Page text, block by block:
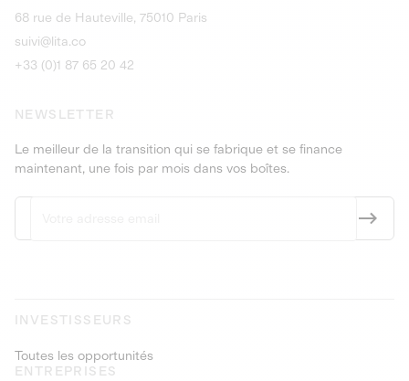
Découvrir l'opportunité
68 rue de Hauteville, 75010 Paris
suivi@lita.co
+33 (0)1 87 65 20 42
NEWSLETTER
Le meilleur de la transition qui se fabrique et se finance
maintenant, une fois par mois dans vos boîtes.
INVESTISSEURS
Toutes les opportunités
ENTREPRISES